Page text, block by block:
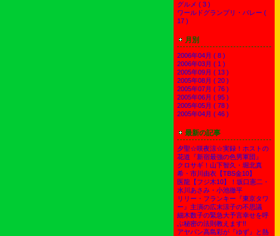
グルメ ( 3 )
ワールドグランプリ・バレー (
17 )
月別
2006年04月 ( 8 )
2006年03月 ( 1 )
2005年09月 ( 13 )
2005年08月 ( 20 )
2005年07月 ( 76 )
2005年06月 ( 95 )
2005年05月 ( 78 )
2005年04月 ( 46 )
最新の記事
夕聖☆咲夜涼☆実録！ホストの
花道『新宿最強の色男軍団』
クロサギ！山下智久・堀北真
希・市川由衣【TBS金10】
医龍【フジ木10】！坂口憲二・
水川あさみ・小池徹平
リリー・フランキー『東京タワ
ー』主演の広末涼子の不思議
細木数子の緊急大予言幸せを呼
ぶ秘密の法則教えます!!
アヤパン高島彩が『ゆず』と熱